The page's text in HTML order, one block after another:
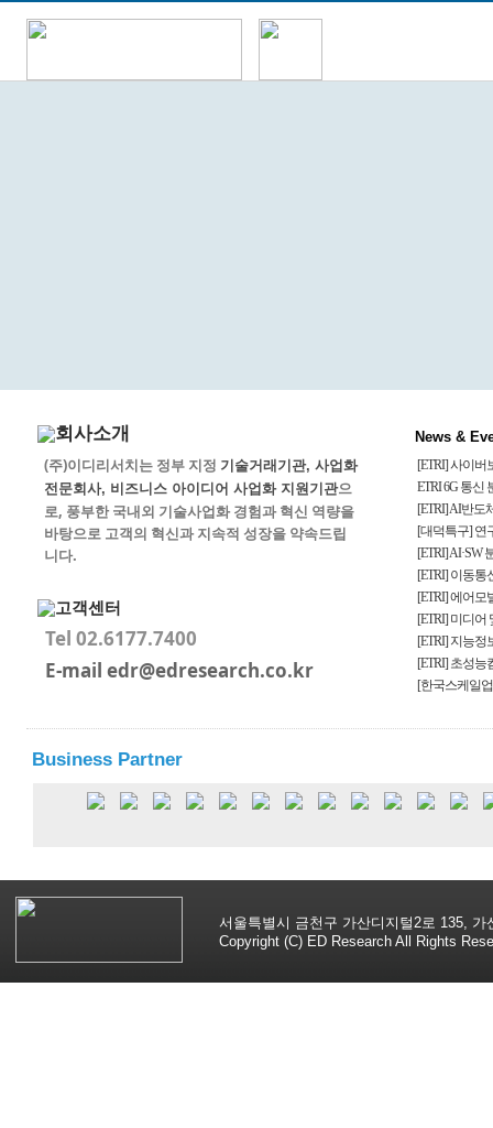
(주)이디리서치는 정부 지정 기술거래기관, 사업화
전문회사, 비즈니스 아이디어 사업화 지원기관으
로, 풍부한 국내외 기술사업화 경험과 혁신 역량을
바탕으로 고객의 혁신과 지속적 성장을 약속드립
니다.
Tel 02.6177.7400
E-mail edr@edresearch.co.kr
News &
[ETRI] 사이버
ETRI 6G 통신
[ETRI] AI반도
[대덕특구] 연
[ETRI] AI·SW
[ETRI] 이동통
[ETRI] 미디어
[ETRI] 지능정
Business Partner
서울특별시 금천구 가산디지털2로 135,
Copyright (C) ED Research All Rights